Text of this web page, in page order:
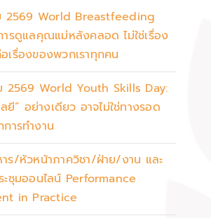
2569 World Breastfeeding
ารดูแลคุณแม่หลังคลอด ไม่ใช่เรื่อง
รื่องของพวกเราทุกคน
2569 World Youth Skills Day:
ลยี” อย่างเดียว อาจไม่ใช่ทางรอด
ารทำงาน
ร/หัวหน้าภาควิชา/ฝ่าย/งาน และ
ชุมออนไลน์ Performance
in Practice